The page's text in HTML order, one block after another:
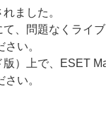
ました。
、問題なくライ
い。
）上で、ESET
い。